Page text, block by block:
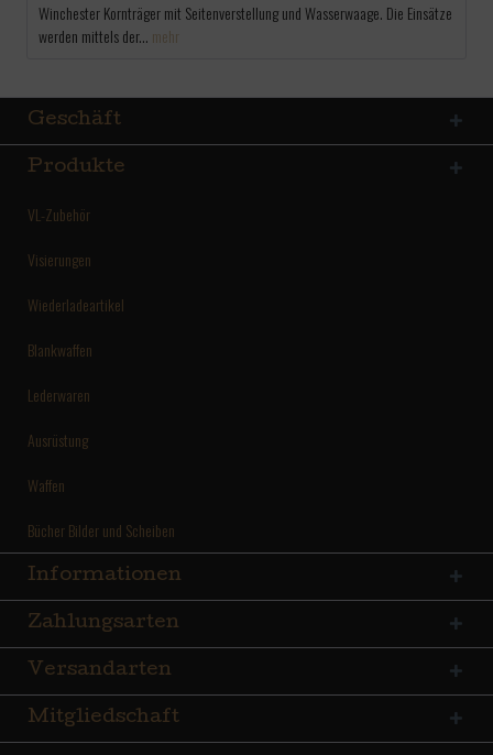
Winchester Kornträger mit Seitenverstellung und Wasserwaage. Die Einsätze
werden mittels der... mehr
Geschäft
Produkte
VL-Zubehör
Visierungen
Wiederladeartikel
Blankwaffen
Lederwaren
Ausrüstung
Waffen
Bücher Bilder und Scheiben
Informationen
Zahlungsarten
Versandarten
Mitgliedschaft